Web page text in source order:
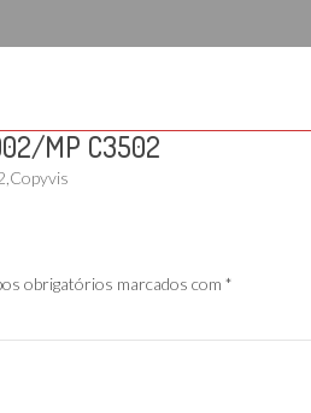
MP C3502
obrigatórios marcados com *